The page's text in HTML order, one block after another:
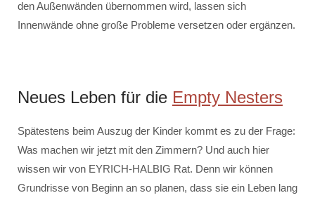
den Außenwänden übernommen wird, lassen sich
Innenwände ohne große Probleme versetzen oder ergänzen.
Neues Leben für die Empty Nesters
Spätestens beim Auszug der Kinder kommt es zu der Frage:
Was machen wir jetzt mit den Zimmern? Und auch hier
wissen wir von EYRICH-HALBIG Rat. Denn wir können
Grundrisse von Beginn an so planen, dass sie ein Leben lang